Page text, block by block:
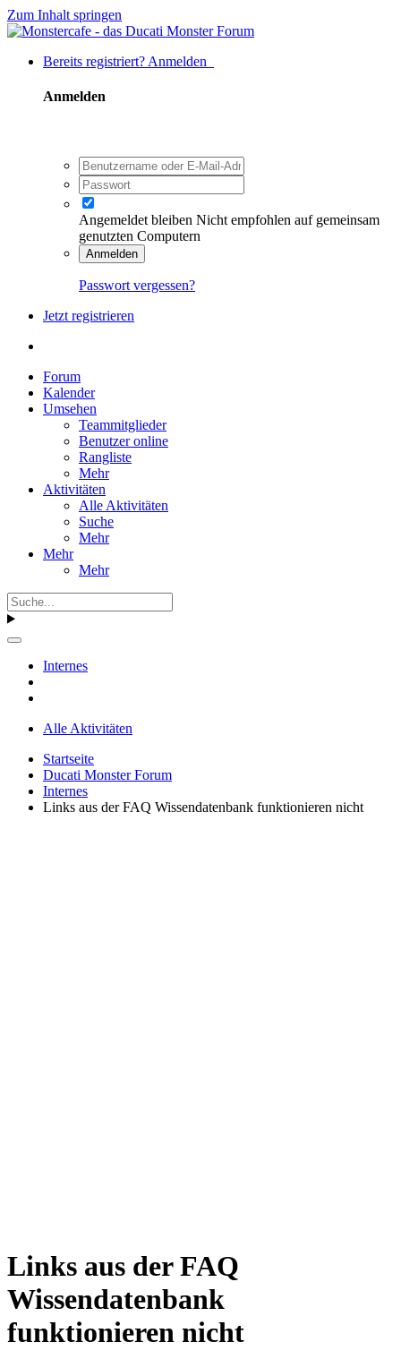
Zum Inhalt springen
Bereits registriert? Anmelden
Anmelden
Angemeldet bleiben Nicht empfohlen auf gemeinsam
genutzten Computern
Anmelden
Passwort vergessen?
Jetzt registrieren
Forum
Kalender
Umsehen
Teammitglieder
Benutzer online
Rangliste
Mehr
Aktivitäten
Alle Aktivitäten
Suche
Mehr
Mehr
Mehr
Internes
Alle Aktivitäten
Startseite
Ducati Monster Forum
Internes
Links aus der FAQ Wissendatenbank funktionieren nicht
Links aus der FAQ
Wissendatenbank
funktionieren nicht